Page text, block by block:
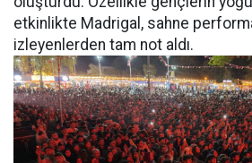
etkinlikte Madrigal, sahne
izleyenlerden tam not aldı.